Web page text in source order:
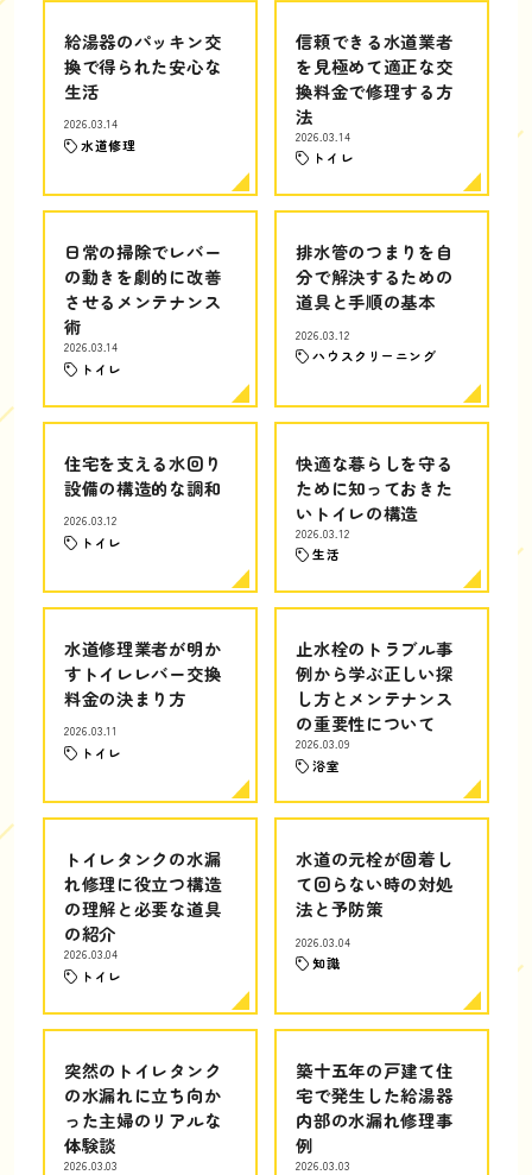
給湯器のパッキン交
換で得られた安心な
生活
2026.03.14
水道修理
信頼できる水道業者
を見極めて適正な交
換料金で修理する方
法
2026.03.14
トイレ
日常の掃除でレバー
の動きを劇的に改善
させるメンテナンス
術
2026.03.14
トイレ
排水管のつまりを自
分で解決するための
道具と手順の基本
2026.03.12
ハウスクリーニング
住宅を支える水回り
設備の構造的な調和
2026.03.12
トイレ
快適な暮らしを守る
ために知っておきた
いトイレの構造
2026.03.12
生活
水道修理業者が明か
すトイレレバー交換
料金の決まり方
2026.03.11
トイレ
止水栓のトラブル事
例から学ぶ正しい探
し方とメンテナンス
の重要性について
2026.03.09
浴室
トイレタンクの水漏
れ修理に役立つ構造
の理解と必要な道具
の紹介
2026.03.04
トイレ
水道の元栓が固着し
て回らない時の対処
法と予防策
2026.03.04
知識
突然のトイレタンク
の水漏れに立ち向か
った主婦のリアルな
体験談
2026.03.03
築十五年の戸建て住
宅で発生した給湯器
内部の水漏れ修理事
例
2026.03.03